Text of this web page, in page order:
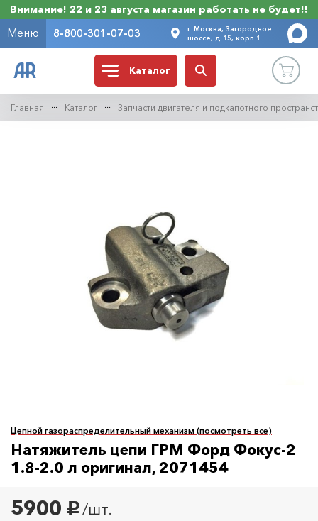
Внимание! 22 и 23 августа магазин работать не будет!!
Меню 8-800-301-07-03
г. Москва, Загородное
шоссе, д.15, корп.1
Каталог
Главная Каталог Запчасти двигателя и подкапотного
Цепной газораспределительный механизм (посмотреть все)
Натяжитель цепи ГРМ Форд Фокус-2
1.8-2.0 л оригинал, 2071454
5900 руб. /шт.